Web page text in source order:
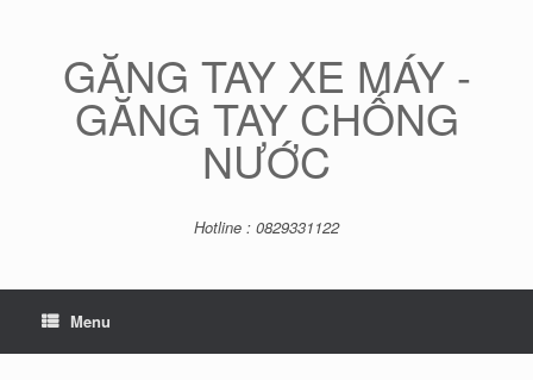
GĂNG TAY XE MÁY -
GĂNG TAY CHỐNG
NƯỚC
Hotline : 0829331122
Menu